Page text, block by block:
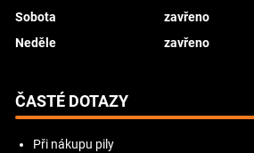
Sobota
zavřeno
Neděle
zavřeno
ČASTÉ DOTAZY
Při nákupu pily